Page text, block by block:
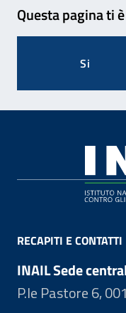
Questa pagina ti
Si
RECAPITI E CONTATTI
INAIL Sede
P.le Pastore 6,